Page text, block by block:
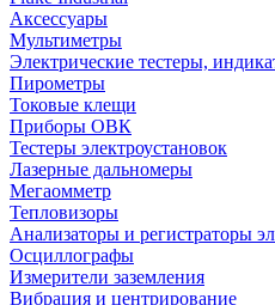
Аксессуары
Мультиметры
Электрические тестеры,
Пирометры
Токовые клещи
Приборы ОВК
Тестеры электроустановок
Лазерные дальномеры
Мегаомметр
Тепловизоры
Анализаторы и регистраторы
Осциллографы
Измерители заземления
Вибрация и центрирование